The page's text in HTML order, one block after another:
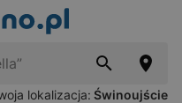
lokalizacja: Świnoujście